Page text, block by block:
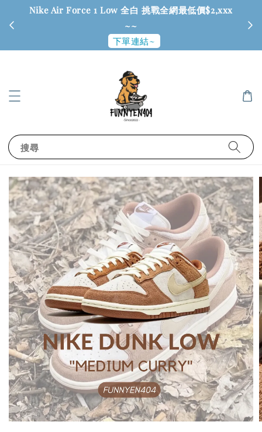
Nike Air Force 1 Low 全白 挑戰全網最低價$2,xxx
~~
下單連結~
搜尋